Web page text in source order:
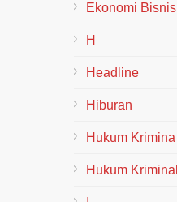
Ekonomi Bisnis
H
Headline
Hiburan
Hukum Krimina
Hukum Kriminal